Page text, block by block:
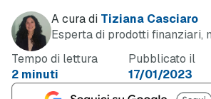
A cura di Tiziana Casciaro
Esperta di prodotti finanziari,
Tempo di lettura
2 minuti
Pubblicato il
17/01/2023